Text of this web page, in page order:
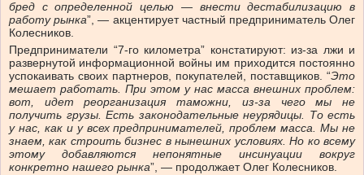
бред с определенной целью — внести дестабилизацию в
работу рынка”, — акцентирует частный предприниматель Олег
Колесников.
Предприниматели “7-го километра” констатируют: из-за лжи и
развернутой информационной войны им приходится постоянно
успокаивать своих партнеров, покупателей, поставщиков. “Это
мешает работать. При этом у нас масса внешних проблем:
вот, идет реорганизация таможни, из-за чего мы не
получить грузы. Есть законодательные неурядицы. То есть
у нас, как и у всех предпринимателей, проблем масса. Мы не
знаем, как строить бизнес в нынешних условиях. Но ко всему
этому добавляются непонятные инсинуации вокруг
конкретно нашего рынка”, — продолжает Олег Колесников.